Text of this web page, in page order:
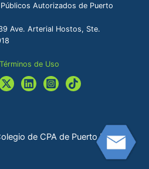
Autorizados de Puerto
Ave. Arterial Hostos, Ste.
Términos de Uso
de CPA de Puerto Rico